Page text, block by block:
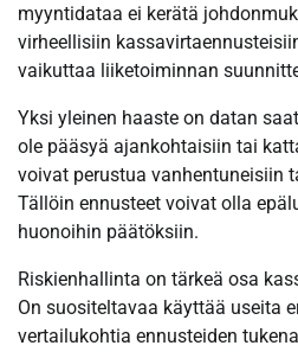
myyntidataa ei kerätä
virheellisiin
vaikuttaa liiketoiminnan
Yksi yleinen haaste on datan
ole pääsyä ajankohtaisiin tai
voivat perustua vanhentuneisiin
Tällöin ennusteet voivat olla
huonoihin päätöksiin.
Riskienhallinta on tärkeä osa
On suositeltavaa käyttää useita
vertailukohtia ennusteiden